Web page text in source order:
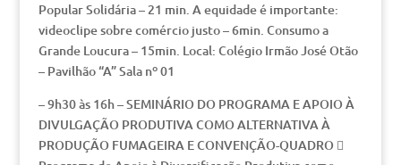
Popular Solidária – 21 min. A equidade é importante:
videoclipe sobre comércio justo – 6min. Consumo a
Grande Loucura – 15min. Local: Colégio Irmão José Otão
– Pavilhão “A” Sala nº 01
– 9h30 às 16h – SEMINÁRIO DO PROGRAMA E APOIO À
DIVULGAÇÃO PRODUTIVA COMO ALTERNATIVA À
PRODUÇÃO FUMAGEIRA E CONVENÇÃO-QUADRO 